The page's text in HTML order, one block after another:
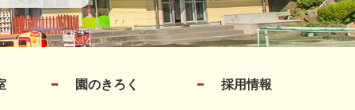
園のきろく 採用情報